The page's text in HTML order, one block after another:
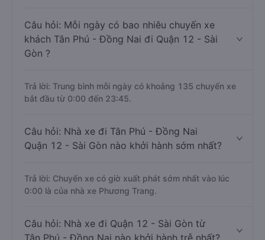
Câu hỏi: Mỗi ngày có bao nhiêu chuyến xe
khách Tân Phú - Đồng Nai đi Quận 12 - Sài
Gòn ?
Trả lời: Trung bình mỗi ngày có khoảng 135 chuyến xe
bắt đầu từ 0:00 đến 23:45.
Câu hỏi: Nhà xe đi Tân Phú - Đồng Nai
Quận 12 - Sài Gòn nào khởi hành sớm nhất?
Trả lời: Chuyến xe có giờ xuất phát sớm nhất vào lúc
0:00 là của nhà xe Phương Trang.
Câu hỏi: Nhà xe đi Quận 12 - Sài Gòn từ
Tân Phú - Đồng Nai nào khởi hành trễ nhất?